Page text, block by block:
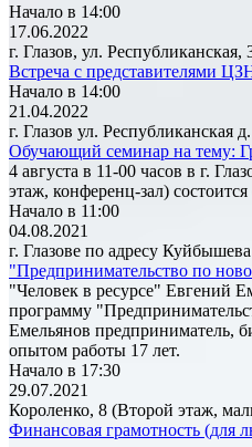
Начало в 14:00
17.06.2022
г. Глазов, ул. Республиканская,
Встреча с представителями
Начало в 14:00
21.04.2022
г. Глазов ул. Республиканская
Обучающий семинар на тему:
4 августа в 11-00 часов в г.
этаж, конференц-зал)
Начало в 11:00
04.08.2021
г. Глазове по адресу
"Предпринимательство по
"Человек в ресурсе" Евгений
программу
Емельянов предприниматель,
опытом работы 17 лет.
Начало в 17:30
29.07.2021
Короленко, 8 (Второй этаж,
Финансовая грамотность (для